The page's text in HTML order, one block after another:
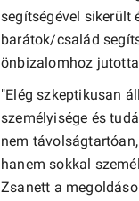
segítségével sikerült
barátok/család
önbizalomhoz
"Elég szkeptikusan
személyisége és
nem
hanem sokkal
Zsanett a